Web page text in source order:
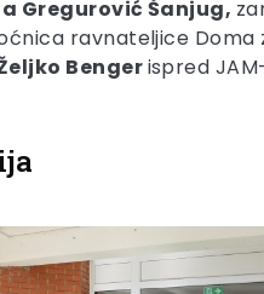
Gregurović Šanjug,
ravnateljice Doma
Bengerispred